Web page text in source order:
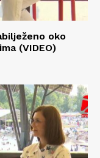
oko
(VIDEO)